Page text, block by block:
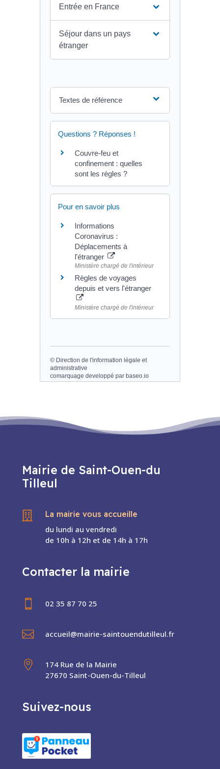
Entrée en France
Séjour dans un pays
étranger
Textes de référence
Questions ? Réponses !
Couvre-feu et
confinement : quelles
sont les règles ?
Pour en savoir plus
Informations
Coronavirus :
Déplacements à
l'étranger
Ministère chargé de l'intérieur
Règles de voyages
depuis et vers l'étranger
Ministère chargé de l'intérieur
© Direction de l'information légale et
administrative
comarquage developpé par baseo.io
Mairie de Saint-Ouen-du
Tilleul

La mairie vous accueille
du lundi au vendredi
de 10h à 12h et de 14h à 17h
Contacter la mairie
 02 35 87 70 25
 accueil@mairie-saintouendutilleul.fr

174 Rue de la Mairie
27670 Saint-Ouen-du-Tilleul
Suivez-nous